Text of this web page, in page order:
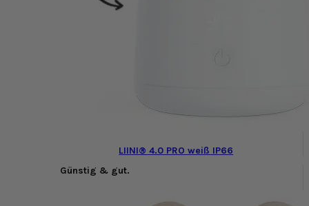
LIINI® 4.0 PRO weiß IP66
Günstig & gut.